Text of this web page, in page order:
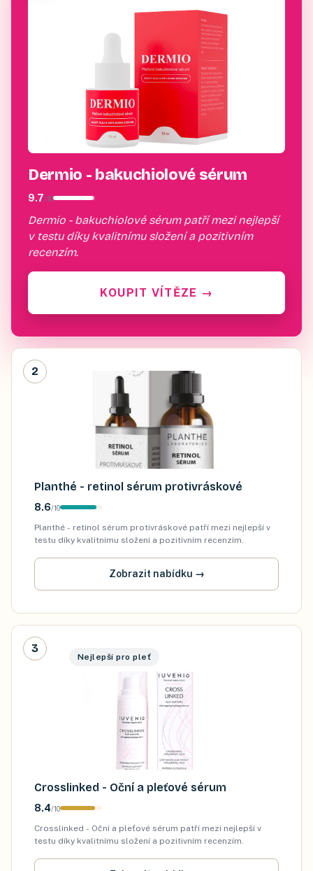
Dermio - bakuchiolové sérum
9.7/10
Dermio - bakuchiolové sérum patří mezi nejlepší
v testu díky kvalitnímu složení a pozitivním
recenzím.
KOUPIT VÍTĚZE →
2
Planthé - retinol sérum protivráskové
8.6/10
Planthé - retinol sérum protivráskové patří mezi nejlepší v
testu díky kvalitnímu složení a pozitivním recenzím.
Zobrazit nabídku →
3
Nejlepší pro pleť
Crosslinked - Oční a pleťové sérum
8.4/10
Crosslinked - Oční a pleťové sérum patří mezi nejlepší v
testu díky kvalitnímu složení a pozitivním recenzím.